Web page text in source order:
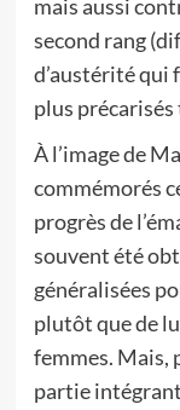
mais aussi
second rang
d’austérité qui
plus
À l’image de
commémorés
progrès de
souvent été
généralisées
plutôt que de
femmes. Mais,
partie